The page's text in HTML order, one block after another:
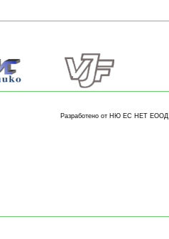
Разработено от НЮ ЕС НЕТ ЕООД